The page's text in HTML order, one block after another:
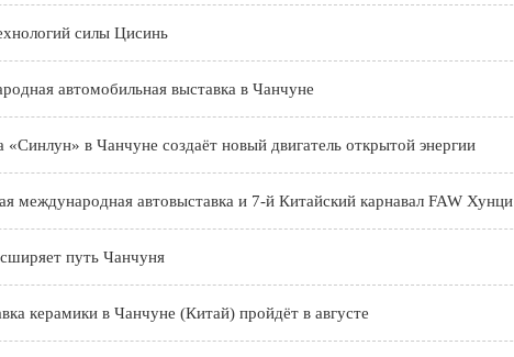
силы Цисинь
автомобильная выставка в Чанчуне
«Синлун» в Чанчуне создаёт новый двигатель открытой энергии
международная автовыставка и 7-й Китайский карнавал FAW Хунци
путь Чанчуня
керамики в Чанчуне (Китай) пройдёт в августе